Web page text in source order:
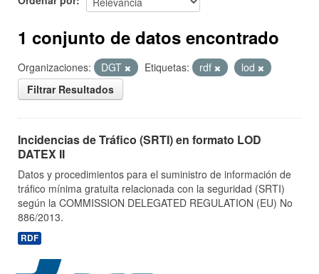
1 conjunto de datos encontrado
Organizaciones: DGT Etiquetas: rdf
lod
Filtrar Resultados
Incidencias de Tráfico (SRTI) en formato LOD
DATEX II
Datos y procedimientos para el suministro de información de
tráfico mínima gratuita relacionada con la seguridad (SRTI)
según la COMMISSION DELEGATED REGULATION (EU) No
886/2013.
RDF